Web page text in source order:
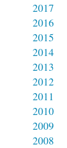
2017
2016
2015
2014
2013
2012
2011
2010
2009
2008